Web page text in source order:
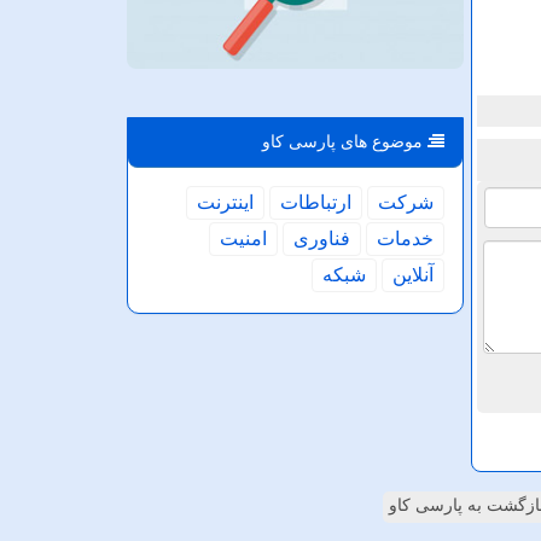
موضوع های پارسی كاو
شركت ارتباطات
اینترنت
خدمات
فناوری
امنیت
آنلاین
شبكه
به پارسی کاو